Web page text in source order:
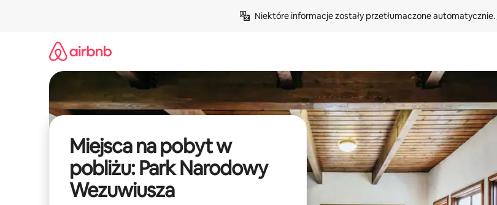
Niektóre informacje zostały przetłumaczone automatycznie.
Miejsca na pobyt w
pobliżu: Park Narodowy
Wezuwiusza